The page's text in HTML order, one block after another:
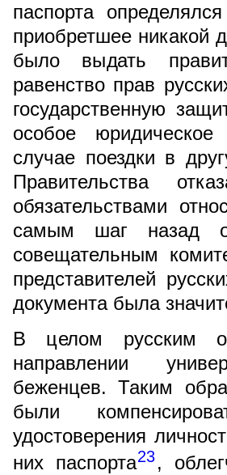
паспорта
приобретшее никакой
было выдать
равенство прав
государственную
особое
случае поездки в
Правительства
обязательствами
самым шаг назад от
совещательным
представителей
документа была
В целом русским
направлении
беженцев. Таким
были
удостоверения
них паспорта23,